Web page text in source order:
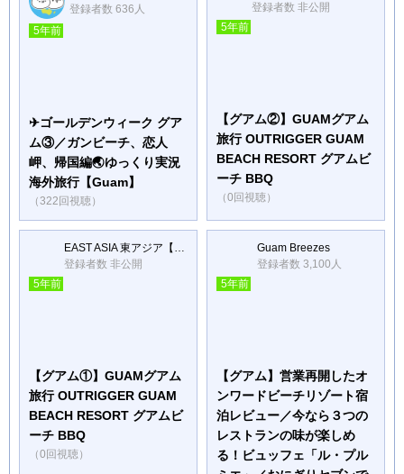
登録者数 636人
5年前
✈ゴールデンウィーク グア
ム③／ガンビーチ、恋人
岬、帰国編🌏ゆっくり実況
海外旅行【Guam】
（322回視聴）
登録者数 非公開
5年前
【グアム②】GUAMグアム
旅行 OUTRIGGER GUAM
BEACH RESORT グアムビ
ーチ BBQ
（0回視聴）
EAST ASIA 東アジア【Vlog】
登録者数 非公開
5年前
【グアム①】GUAMグアム
旅行 OUTRIGGER GUAM
BEACH RESORT グアムビ
ーチ BBQ
（0回視聴）
Guam Breezes
登録者数 3,100人
5年前
【グアム】営業再開したオ
ンワードビーチリゾート宿
泊レビュー／今なら３つの
レストランの味が楽しめ
る！ビュッフェ「ル・プル